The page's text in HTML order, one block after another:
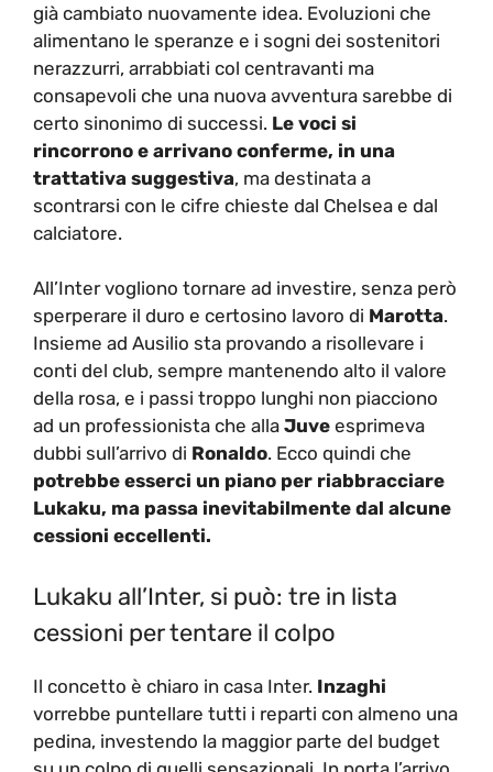
già cambiato nuovamente idea. Evoluzioni che
alimentano le speranze e i sogni dei sostenitori
nerazzurri, arrabbiati col centravanti ma
consapevoli che una nuova avventura sarebbe di
certo sinonimo di successi. Le voci si
rincorrono e arrivano conferme, in una
trattativa suggestiva, ma destinata a
scontrarsi con le cifre chieste dal Chelsea e dal
calciatore.
All’Inter vogliono tornare ad investire, senza però
sperperare il duro e certosino lavoro di Marotta.
Insieme ad Ausilio sta provando a risollevare i
conti del club, sempre mantenendo alto il valore
della rosa, e i passi troppo lunghi non piacciono
ad un professionista che alla Juve esprimeva
dubbi sull’arrivo di Ronaldo. Ecco quindi che
potrebbe esserci un piano per riabbracciare
Lukaku, ma passa inevitabilmente dal alcune
cessioni eccellenti.
Lukaku all’Inter, si può: tre in lista
cessioni per tentare il colpo
Il concetto è chiaro in casa Inter. Inzaghi
vorrebbe puntellare tutti i reparti con almeno una
pedina, investendo la maggior parte del budget